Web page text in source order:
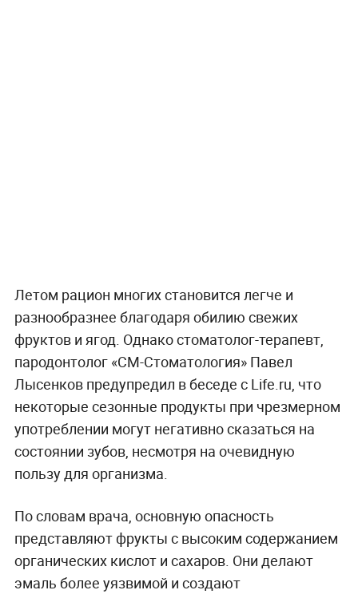
Летом рацион многих становится легче и
разнообразнее благодаря обилию свежих
фруктов и ягод. Однако стоматолог-терапевт,
пародонтолог «СМ-Стоматология» Павел
Лысенков предупредил в беседе с Life.ru, что
некоторые сезонные продукты при чрезмерном
употреблении могут негативно сказаться на
состоянии зубов, несмотря на очевидную
пользу для организма.
По словам врача, основную опасность
представляют фрукты с высоким содержанием
органических кислот и сахаров. Они делают
эмаль более уязвимой и создают